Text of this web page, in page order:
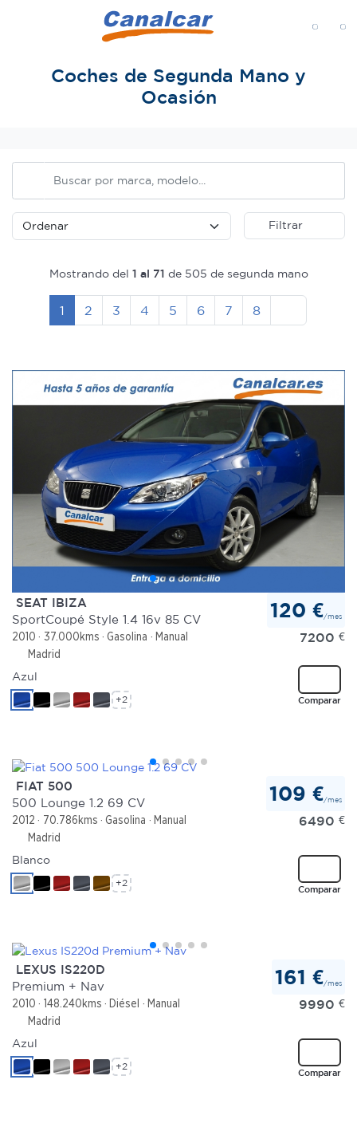
Coches de Segunda Mano y
Ocasión
Filtrar
Mostrando del 1 al 71 de 505 de segunda mano
1 2 3 4 5 6 7 8
SEAT IBIZA
SportCoupé Style 1.4 16v 85 CV
2010 37.000kms Gasolina
Manual
Madrid
120 €/mes
7200 €
Comparar
Azul
+2
FIAT 500
500 Lounge 1.2 69 CV
2012 70.786kms Gasolina
Manual
Madrid
109 €/mes
6490 €
Comparar
Blanco
+2
LEXUS IS220D
Premium + Nav
2010 148.240kms Diésel
Manual
Madrid
161 €/mes
9990 €
Comparar
Azul
+2